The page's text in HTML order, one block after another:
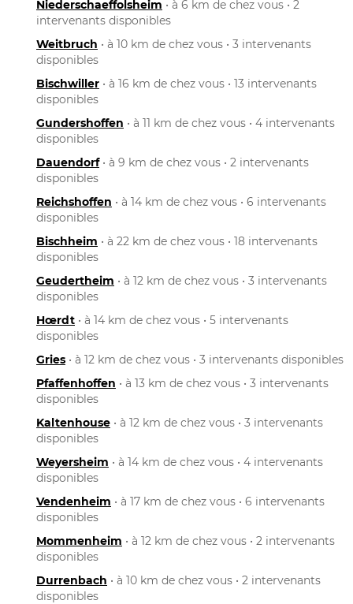
Niederschaeffolsheim • à 6 km de chez vous • 2
intervenants disponibles
Weitbruch • à 10 km de chez vous • 3 intervenants
disponibles
Bischwiller • à 16 km de chez vous • 13 intervenants
disponibles
Gundershoffen • à 11 km de chez vous • 4 intervenants
disponibles
Dauendorf• à 9 km de chez vous • 2 intervenants
disponibles
Reichshoffen • à 14 km de chez vous • 6 intervenants
disponibles
Bischheim • à 22 km de chez vous • 18 intervenants
disponibles
Geudertheim • à 12 km de chez vous • 3 intervenants
disponibles
Hœrdt • à 14 km de chez vous • 5 intervenants
disponibles
Gries • à 12 km de chez vous • 3 intervenants disponibles
Pfaffenhoffen • à 13 km de chez vous • 3 intervenants
disponibles
Kaltenhouse • à 12 km de chez vous • 3 intervenants
disponibles
Weyersheim • à 14 km de chez vous • 4 intervenants
disponibles
Vendenheim • à 17 km de chez vous • 6 intervenants
disponibles
Mommenheim • à 12 km de chez vous • 2 intervenants
disponibles
Durrenbach • à 10 km de chez vous • 2 intervenants
disponibles